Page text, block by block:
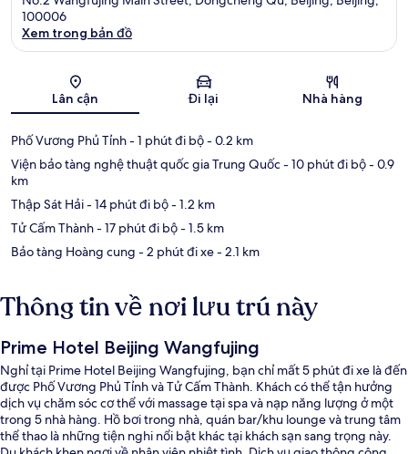
100006
Xem trong bản đồ
Lân cận Đi lại Nhà hàng
Phố Vương Phủ Tỉnh- 1 phút đi bộ- 0.2 km
Viện bảo tàng nghệ thuật quốc gia Trung Quốc- 10 phút đi bộ- 0.9
km
Thập Sát Hải- 14 phút đi bộ- 1.2 km
Tử Cấm Thành- 17 phút đi bộ- 1.5 km
Bảo tàng Hoàng cung - 2 phút đi xe- 2.1 km
Thông tin về nơi lưu trú này
Prime Hotel Beijing Wangfujing
Nghỉ tại Prime Hotel Beijing Wangfujing, bạn chỉ mất 5 phút đi xe là đến
được Phố Vương Phủ Tỉnh và Tử Cấm Thành. Khách có thể tận hưởng
dịch vụ chăm sóc cơ thể với massage tại spa và nạp năng lượng ở một
trong 5 nhà hàng. Hồ bơi trong nhà, quán bar/khu lounge và trung tâm
thể thao là những tiện nghi nổi bật khác tại khách sạn sang trọng này.